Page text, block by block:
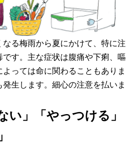
る梅雨から夏にかけて、特に注
す。主な症状は腹痛や下痢、嘔
っては命に関わることもありま
生します。細心の注意を払いま
い」「やっつける」